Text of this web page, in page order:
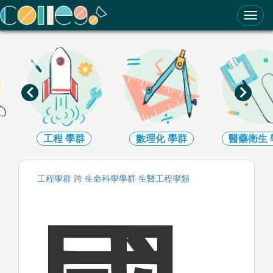
ColleGo! 大學選才與高中育才輔助系統
工程 學群 數理化學群 醫藥衛生
工程學群 跨 生命科學學群 生醫工程學類